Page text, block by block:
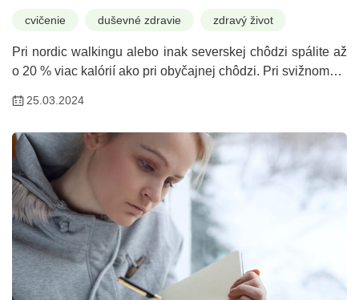
cvičenie duševné zdravie zdravý život
Pri nordic walkingu alebo inak severskej chôdzi spálite až
o 20 % viac kalórií ako pri obyčajnej chôdzi. Pri svižnom…
25.03.2024